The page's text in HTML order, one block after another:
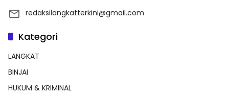
redaksilangkatterkini@gmail.com
Kategori
LANGKAT
BINJAI
HUKUM & KRIMINAL